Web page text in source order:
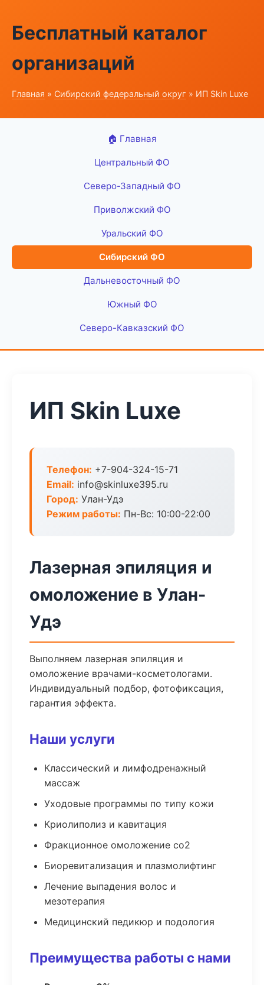
Бесплатный каталог
организаций
Главная » Сибирский федеральный округ » ИП Skin Luxe
🏠 Главная
Центральный ФО
Северо-Западный ФО
Приволжский ФО
Уральский ФО
Сибирский ФО
Дальневосточный ФО
Южный ФО
Северо-Кавказский ФО
ИП Skin Luxe
Телефон: +7-904-324-15-71
Email: info@skinluxe395.ru
Город: Улан-Удэ
Режим работы: Пн-Вс: 10:00-22:00
Лазерная эпиляция и
омоложение в Улан-
Удэ
Выполняем лазерная эпиляция и
омоложение врачами-косметологами.
Индивидуальный подбор, фотофиксация,
гарантия эффекта.
Наши услуги
Классический и лимфодренажный
массаж
Уходовые программы по типу кожи
Криолиполиз и кавитация
Фракционное омоложение co2
Биоревитализация и плазмолифтинг
Лечение выпадения волос и
мезотерапия
Медицинский педикюр и подология
Преимущества работы с нами